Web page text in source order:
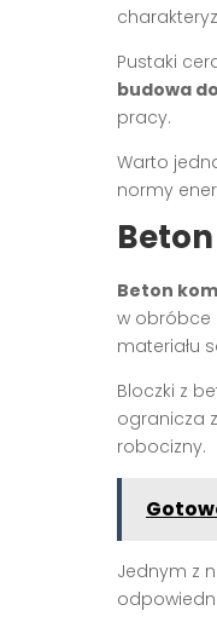
Pustaki
budowa
pracy.
Warto
normy
Beton
w obróbce
materiału
Bloczki z
ogranicza
robocizny.
Jednym z